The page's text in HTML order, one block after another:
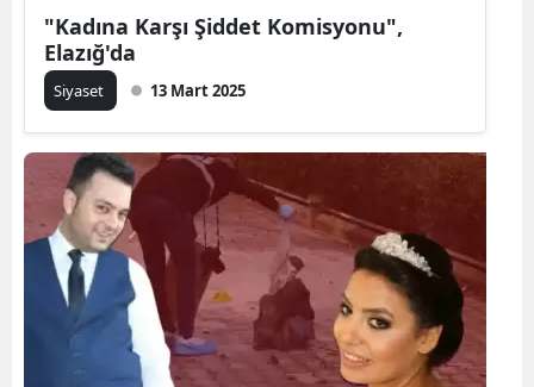
"Kadına Karşı Şiddet Komisyonu",
Elazığ'da
Siyaset 13 Mart 2025